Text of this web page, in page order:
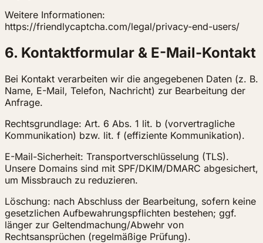
Weitere Informationen:
https://friendlycaptcha.com/legal/privacy-end-users/
6. Kontaktformular & E-Mail-Kontakt
Bei Kontakt verarbeiten wir die angegebenen Daten (z. B.
Name, E-Mail, Telefon, Nachricht) zur Bearbeitung der
Anfrage.
Rechtsgrundlage: Art. 6 Abs. 1 lit. b (vorvertragliche
Kommunikation) bzw. lit. f (effiziente Kommunikation).
E-Mail-Sicherheit: Transportverschlüsselung (TLS).
Unsere Domains sind mit SPF/DKIM/DMARC abgesichert,
um Missbrauch zu reduzieren.
Löschung: nach Abschluss der Bearbeitung, sofern keine
gesetzlichen Aufbewahrungspflichten bestehen; ggf.
länger zur Geltendmachung/Abwehr von
Rechtsansprüchen (regelmäßige Prüfung).